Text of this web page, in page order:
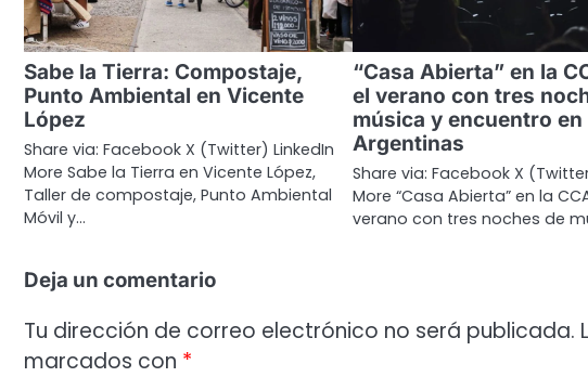
Sabe la Tierra: Compostaje,
Punto Ambiental en Vicente
López
Share via: Facebook X (Twitter) LinkedIn
More Sabe la Tierra en Vicente López,
Taller de compostaje, Punto Ambiental
Móvil y…
“Casa Abierta” en la
el verano con tres
música y encuentro
Argentinas
Share via: Facebook X
More “Casa Abierta” en la
verano con tres noches de
Deja un comentario
Tu dirección de correo electrónico no será publicada.
marcados con *